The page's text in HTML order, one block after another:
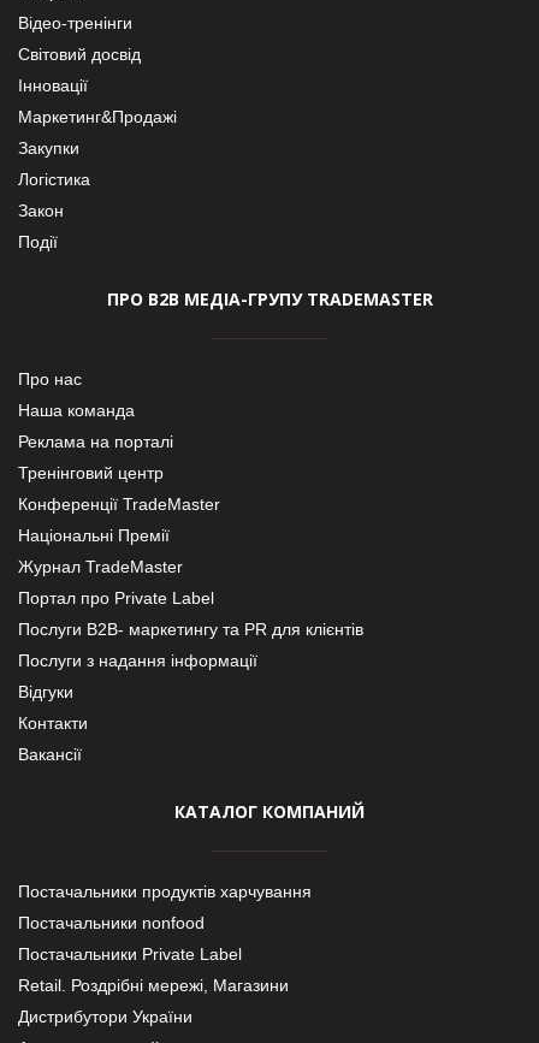
Відео-тренінги
Світовий досвід
Інновації
Маркетинг&Продажі
Закупки
Логістика
Закон
Події
ПРО В2В МЕДІА-ГРУПУ TRADEMASTER
Про нас
Наша команда
Реклама на порталі
Тренінговий центр
Конференції TradeMaster
Національні Премії
Журнал TradeMaster
Портал про Private Label
Послуги В2В- маркетингу та PR для клієнтів
Послуги з надання інформації
Відгуки
Контакти
Вакансії
КАТАЛОГ КОМПАНИЙ
Постачальники продуктів харчування
Постачальники nonfood
Постачальники Private Label
Retail. Роздрібні мережі, Магазини
Дистрибутори України